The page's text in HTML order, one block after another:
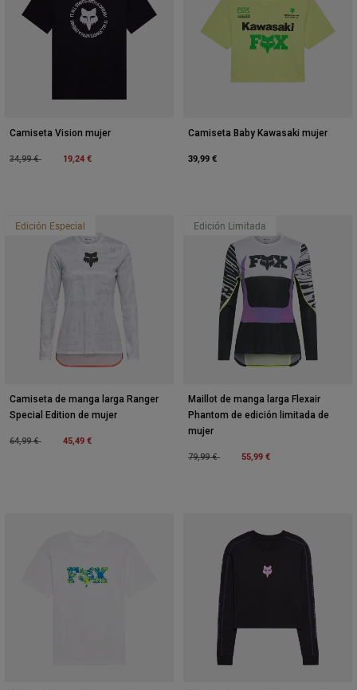
Camiseta Vision mujer
Price reduced from
34,99 €to 19,24 €
Camiseta Baby Kawasaki mujer
39,99 €
Edición Especial
Camiseta de manga larga Ranger
Special Edition de mujer
Price reduced from
64,99 €to 45,49 €
Edición Limitada
Maillot de manga larga Flexair
Phantom de edición limitada de
mujer
Price reduced from
79,99 €to 55,99 €